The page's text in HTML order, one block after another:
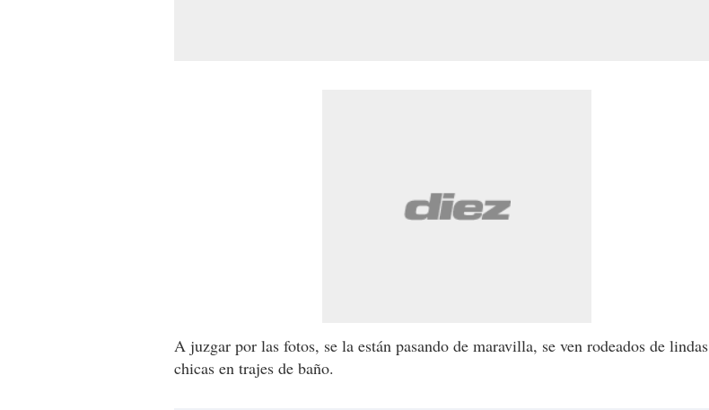
A juzgar por las fotos, se la están pasando de maravilla, se ven rodeados de lindas
chicas en trajes de baño.